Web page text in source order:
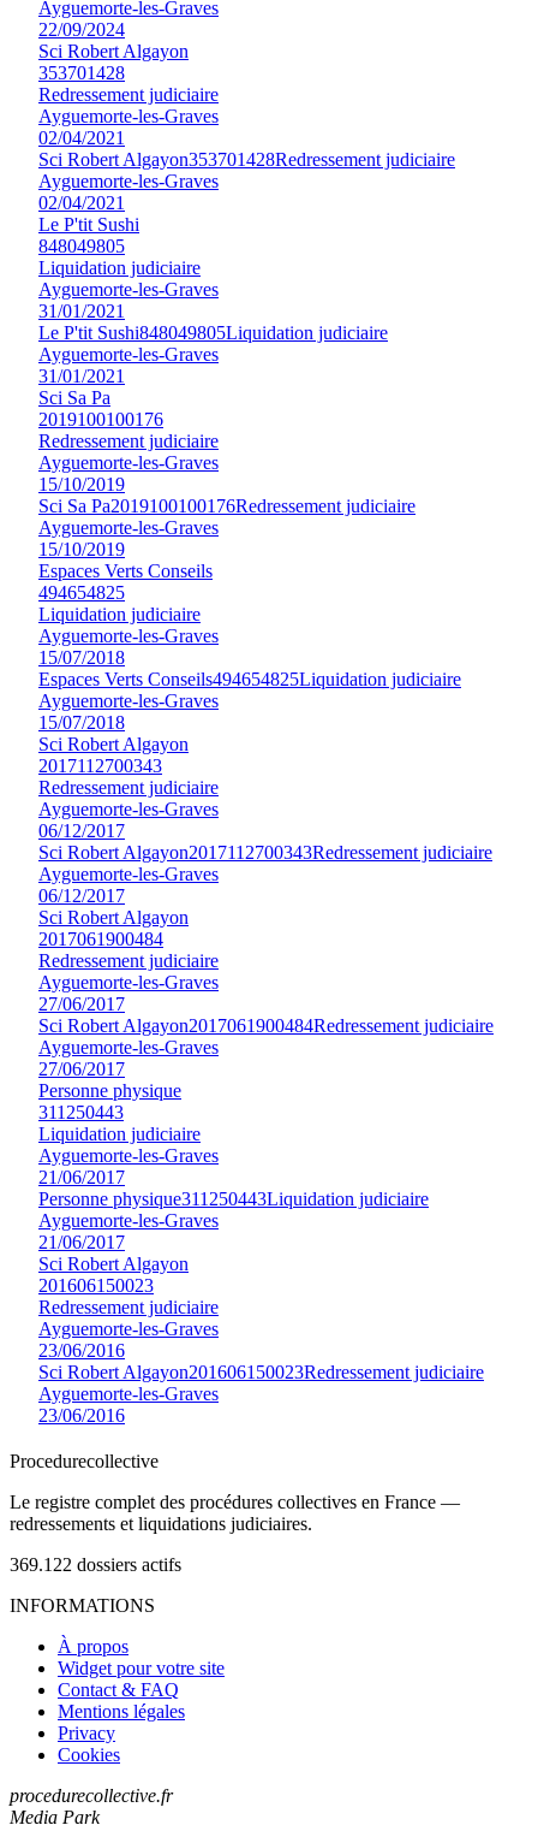
Ayguemorte-les-Graves
22/09/2024
Sci Robert Algayon
353701428
Redressement judiciaire
Ayguemorte-les-Graves
02/04/2021
Sci Robert Algayon353701428Redressement judiciaire
Ayguemorte-les-Graves
02/04/2021
Le P'tit Sushi
848049805
Liquidation judiciaire
Ayguemorte-les-Graves
31/01/2021
Le P'tit Sushi848049805Liquidation judiciaire
Ayguemorte-les-Graves
31/01/2021
Sci Sa Pa
2019100100176
Redressement judiciaire
Ayguemorte-les-Graves
15/10/2019
Sci Sa Pa2019100100176Redressement judiciaire
Ayguemorte-les-Graves
15/10/2019
Espaces Verts Conseils
494654825
Liquidation judiciaire
Ayguemorte-les-Graves
15/07/2018
Espaces Verts Conseils494654825Liquidation judiciaire
Ayguemorte-les-Graves
15/07/2018
Sci Robert Algayon
2017112700343
Redressement judiciaire
Ayguemorte-les-Graves
06/12/2017
Sci Robert Algayon2017112700343Redressement judiciaire
Ayguemorte-les-Graves
06/12/2017
Sci Robert Algayon
2017061900484
Redressement judiciaire
Ayguemorte-les-Graves
27/06/2017
Sci Robert Algayon2017061900484Redressement judiciaire
Ayguemorte-les-Graves
27/06/2017
Personne physique
311250443
Liquidation judiciaire
Ayguemorte-les-Graves
21/06/2017
Personne physique311250443Liquidation judiciaire
Ayguemorte-les-Graves
21/06/2017
Sci Robert Algayon
201606150023
Redressement judiciaire
Ayguemorte-les-Graves
23/06/2016
Sci Robert Algayon201606150023Redressement judiciaire
Ayguemorte-les-Graves
23/06/2016
Procedurecollective
Le registre complet des procédures collectives en France —
redressements et liquidations judiciaires.
369.122 dossiers actifs
INFORMATIONS
À propos
Widget pour votre site
Contact & FAQ
Mentions légales
Privacy
Cookies
procedurecollective.fr
Media Park